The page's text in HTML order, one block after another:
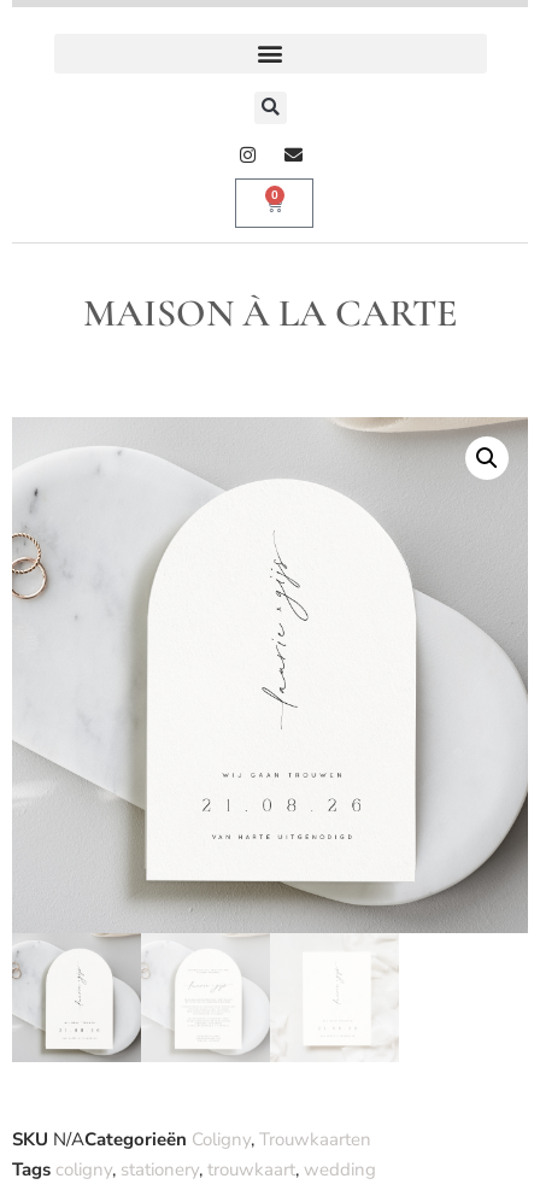
0
MAISON À LA CARTE
SKU N/ACategorieën Coligny, Trouwkaarten
Tags coligny, stationery, trouwkaart, wedding